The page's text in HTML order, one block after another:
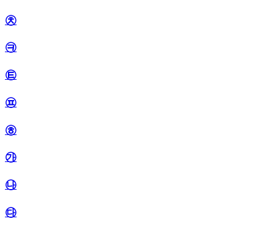
㉩
㉪
㉫
㉬
㉭
㉮
㉯
㉰